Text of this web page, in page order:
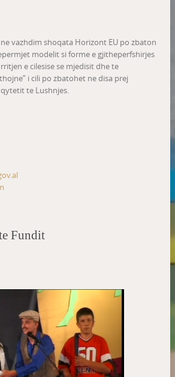
vazhdim shoqata Horizont EU po zbaton
modelit si forme e gjitheperfshirjes
e cilesise se mjedisit dhe te
i cili po zbatohet ne disa prej
te Lushnjes.
Fundit